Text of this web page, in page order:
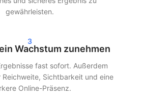
Qualität.
und Glaubwürdigkeit
Medien
gewährleisten.
3
Wachstum zunehmen
fast sofort. Außerdem
Sichtbarkeit und eine
Online-Präsenz.